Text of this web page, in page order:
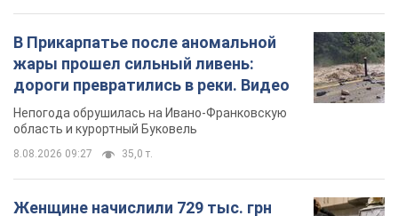
В Прикарпатье после аномальной
жары прошел сильный ливень:
дороги превратились в реки. Видео
Непогода обрушилась на Ивано-Франковскую
область и курортный Буковель
8.08.2026 09:27 35,0 т.
Женщине начислили 729 тыс. грн